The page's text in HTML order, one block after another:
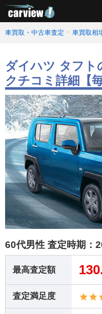
車買取・中古車査定 車買取相
ダイハツ タフト
クチコミ詳細【
60代男性 査定時期：
最高査定額
査定満足度